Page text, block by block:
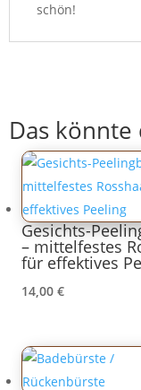
schön!
Das
Gesichts-
– mittelfestes
für effektives
14,00 €